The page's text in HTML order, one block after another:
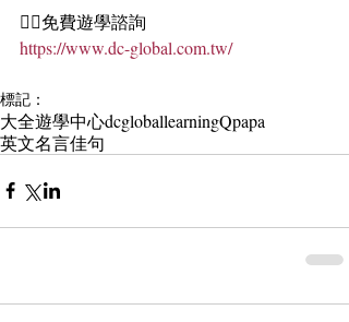
🏄‍♀️免費遊學諮詢
https://www.dc-global.com.tw/
標記：
大全遊學中心dcgloballearningQpapa
英文名言佳句